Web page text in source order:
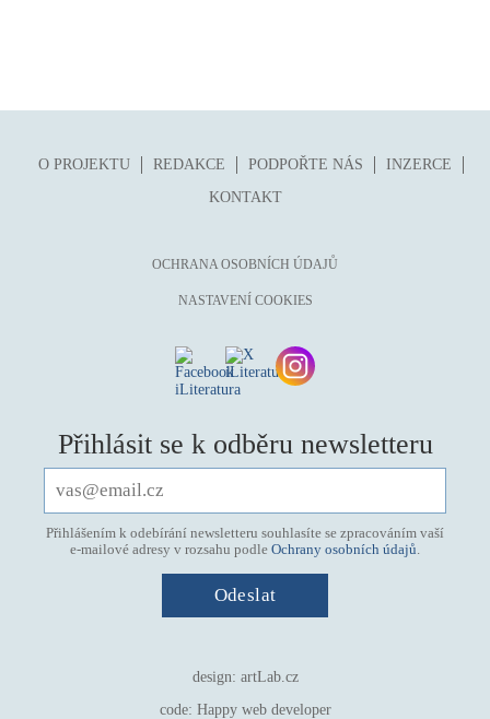
O PROJEKTU REDAKCE PODPOŘTE NÁS
INZERCE
KONTAKT
OCHRANA OSOBNÍCH ÚDAJŮ
NASTAVENÍ COOKIES
Přihlásit se k odběru newsletteru
Přihlášením k odebírání newsletteru souhlasíte se zpracováním vaší
e-mailové adresy v rozsahu podle Ochrany osobních údajů
design: artLab.cz
code: Happy web developer